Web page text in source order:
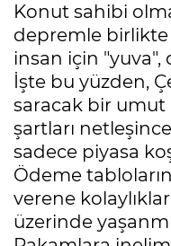
Konut sahibi
depremle birlikte
insan için "yuva",
İşte bu yüzden,
saracak bir umut
şartları
sadece piyasa
Ödeme
verene
üzerinde